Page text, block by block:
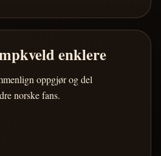
enklere
oppgjør og del
norske fans.